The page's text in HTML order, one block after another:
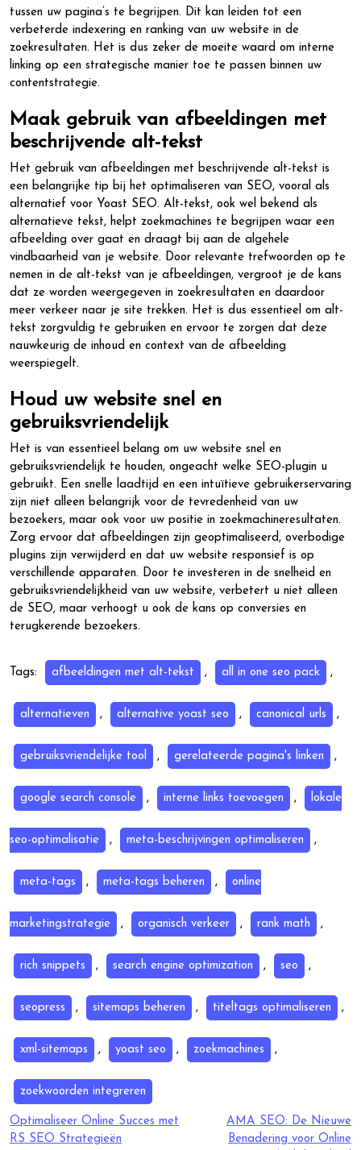
tussen uw pagina’s te begrijpen. Dit kan leiden tot een
verbeterde indexering en ranking van uw website in de
zoekresultaten. Het is dus zeker de moeite waard om interne
linking op een strategische manier toe te passen binnen uw
contentstrategie.
Maak gebruik van afbeeldingen met
beschrijvende alt-tekst
Het gebruik van afbeeldingen met beschrijvende alt-tekst is
een belangrijke tip bij het optimaliseren van SEO, vooral als
alternatief voor Yoast SEO. Alt-tekst, ook wel bekend als
alternatieve tekst, helpt zoekmachines te begrijpen waar een
afbeelding over gaat en draagt bij aan de algehele
vindbaarheid van je website. Door relevante trefwoorden op te
nemen in de alt-tekst van je afbeeldingen, vergroot je de kans
dat ze worden weergegeven in zoekresultaten en daardoor
meer verkeer naar je site trekken. Het is dus essentieel om alt-
tekst zorgvuldig te gebruiken en ervoor te zorgen dat deze
nauwkeurig de inhoud en context van de afbeelding
weerspiegelt.
Houd uw website snel en
gebruiksvriendelijk
Het is van essentieel belang om uw website snel en
gebruiksvriendelijk te houden, ongeacht welke SEO-plugin u
gebruikt. Een snelle laadtijd en een intuïtieve gebruikerservaring
zijn niet alleen belangrijk voor de tevredenheid van uw
bezoekers, maar ook voor uw positie in zoekmachineresultaten.
Zorg ervoor dat afbeeldingen zijn geoptimaliseerd, overbodige
plugins zijn verwijderd en dat uw website responsief is op
verschillende apparaten. Door te investeren in de snelheid en
gebruiksvriendelijkheid van uw website, verbetert u niet alleen
de SEO, maar verhoogt u ook de kans op conversies en
terugkerende bezoekers.
Tags: afbeeldingen met alt-tekst , all in one seo pack ,
alternatieven , alternative yoast seo , canonical urls ,
gebruiksvriendelijke tool , gerelateerde pagina's linken ,
google search console , interne links toevoegen , lokale
seo-optimalisatie , meta-beschrijvingen optimaliseren ,
meta-tags , meta-tags beheren , online
marketingstrategie , organisch verkeer , rank math ,
rich snippets , search engine optimization , seo ,
seopress , sitemaps beheren , titeltags optimaliseren ,
xml-sitemaps , yoast seo , zoekmachines ,
zoekwoorden integreren
Berichtnavigatie
Optimaliseer Online Succes met
RS SEO Strategieën
AMA SEO: De Nieuwe
Benadering voor Online